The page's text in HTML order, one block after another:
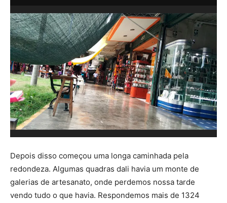
Depois disso começou uma longa caminhada pela
redondeza. Algumas quadras dali havia um monte de
galerias de artesanato, onde perdemos nossa tarde
vendo tudo o que havia. Respondemos mais de 1324